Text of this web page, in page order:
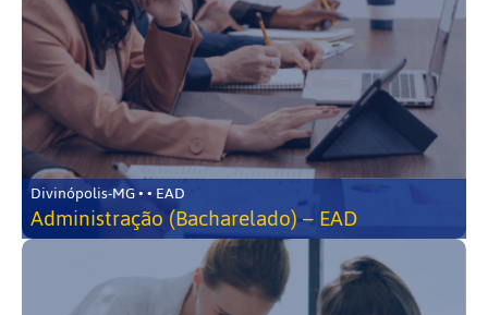
Divinópolis-MG • • EAD
Administração (Bacharelado) – EAD